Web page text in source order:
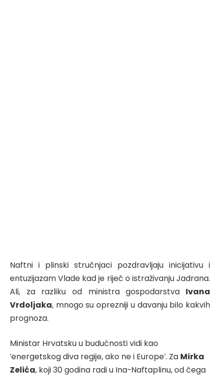
Naftni i plinski stručnjaci pozdravljaju inicijativu i
entuzijazam Vlade kad je riječ o istraživanju Jadrana.
Ali, za razliku od ministra gospodarstva Ivana
Vrdoljaka, mnogo su oprezniji u davanju bilo kakvih
prognoza.
Ministar Hrvatsku u budućnosti vidi kao
‘energetskog diva regije, ako ne i Europe’. Za Mirka
Zelića, koji 30 godina radi u Ina-Naftaplinu, od čega